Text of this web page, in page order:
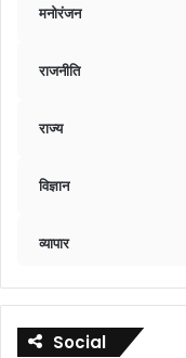
मनोरंजन
राजनीति
राज्य
विज्ञान
व्यापार
Social